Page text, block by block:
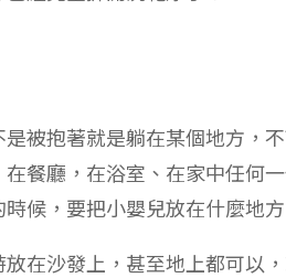
被抱著就是躺在某個地方，
餐廳，在浴室、在家中任何
候，要把小嬰兒放在什麼地方
在沙發上，甚至地上都可以